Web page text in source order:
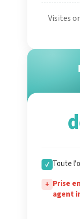
Visites
✓ Toute
+ Prise
agent